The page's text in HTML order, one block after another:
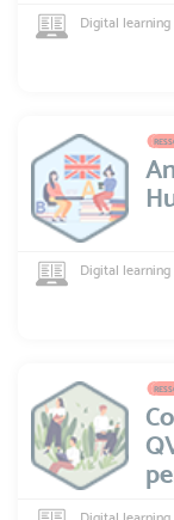
Digital learning
Digital learning